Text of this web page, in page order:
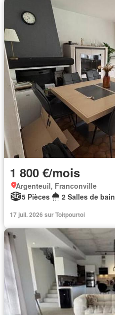
1 800 €/mois
Argenteuil, Franconville
5 Pièces
2 Salles de bain
17 juil. 2026 sur Toitpourtoi